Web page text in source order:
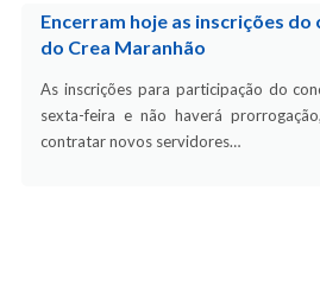
Encerram hoje as inscrições
do Crea Maranhão
As inscrições para participação do
sexta-feira e não haverá
contratar novos servidores…